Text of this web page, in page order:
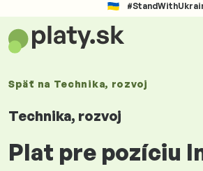
Späť na Technika, rozvoj
Technika, rozvoj
Plat pre pozíciu